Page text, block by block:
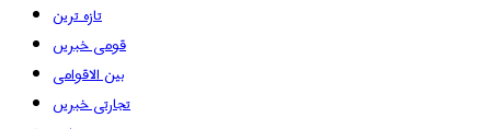
تازہ ترین
قومی خبریں
بین الاقوامی
تجارتی خبریں